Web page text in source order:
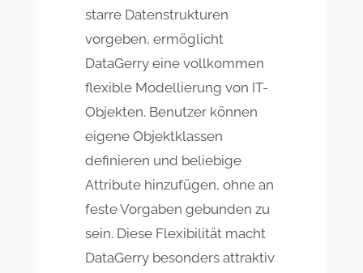
starre Datenstrukturen
vorgeben, ermöglicht
DataGerry eine vollkommen
flexible Modellierung von IT-
Objekten. Benutzer können
eigene Objektklassen
definieren und beliebige
Attribute hinzufügen, ohne an
feste Vorgaben gebunden zu
sein. Diese Flexibilität macht
DataGerry besonders attraktiv